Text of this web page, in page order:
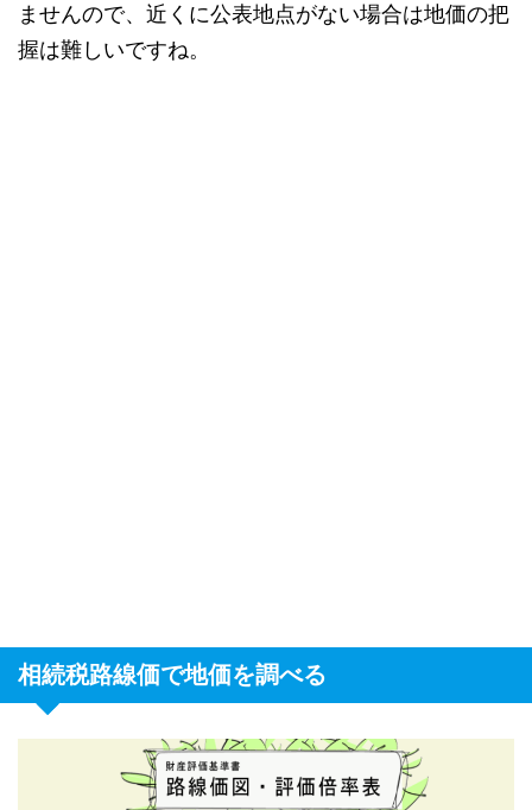
ませんので、近くに公表地点がない場合は地価の把
握は難しいですね。
相続税路線価で地価を調べる